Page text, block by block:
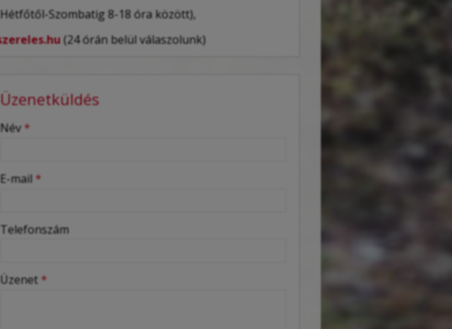
Szombatig 8-18 óra között),
(24 órán belül válaszolunk)
Üzenetküldés
-
-
-
Név *
E-mail *
Telefonszám
Üzenet *